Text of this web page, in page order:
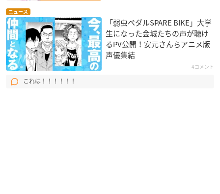
ニュース
「弱虫ペダルSPARE BIKE」大学
生になった金城たちの声が聴け
るPV公開！安元さんらアニメ版
声優集結
4コメント
これは！！！！！！